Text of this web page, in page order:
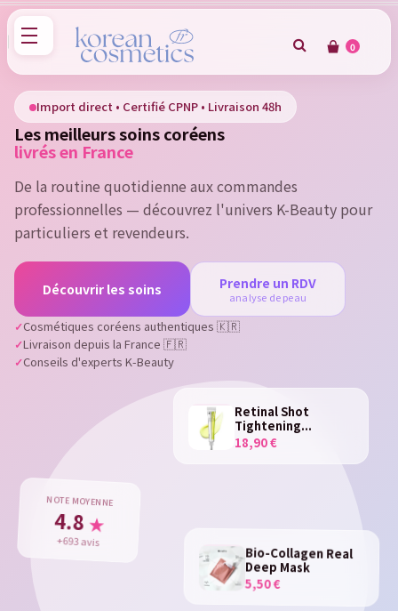
0
Import direct • Certifié CPNP • Livraison 48h
Les meilleurs soins coréens
livrés en France
De la routine quotidienne aux commandes
professionnelles — découvrez l'univers K-Beauty pour
particuliers et revendeurs.
Découvrir les soins Prendre un RDV
analyse de peau
Cosmétiques coréens authentiques 🇰🇷
Livraison depuis la France 🇫🇷
Conseils d'experts K-Beauty
Retinal Shot
Tightening...
18,90 €
Bio-Collagen Real
Deep Mask
5,50 €
NOTE MOYENNE
4.8 ★
+693 avis
Sign in
You need to be logged in to save products in your wish
list.
Cancel